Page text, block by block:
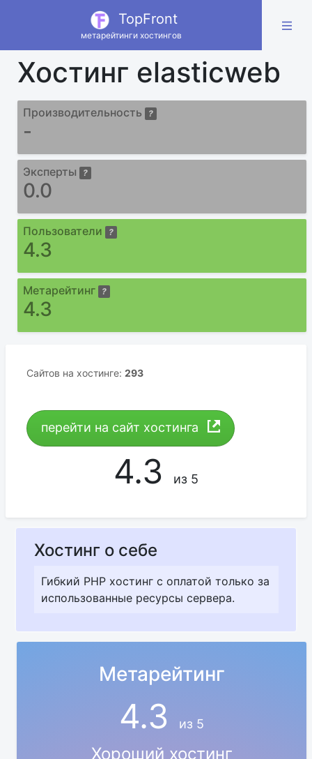
TopFront
метарейтинги хостингов
Хостинг elasticweb
Производительность ?
-
Эксперты ?
0.0
Пользователи ?
4.3
Метарейтинг ?
4.3
Сайтов на хостинге: 293
перейти на сайт хостинга
4.3 из 5
Хостинг о себе
Гибкий PHP хостинг с оплатой только за
использованные ресурсы сервера.
Метарейтинг
4.3 из 5
Хороший хостинг